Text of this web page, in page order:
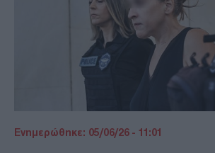
Ενημερώθηκε: 05/06/26 - 11:01